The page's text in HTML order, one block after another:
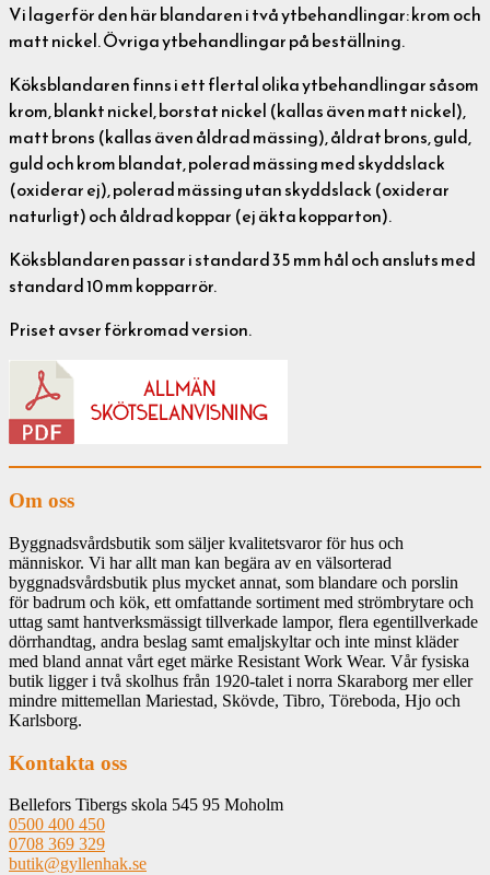
Vi lagerför den här blandaren i två ytbehandlingar: krom och
matt nickel. Övriga ytbehandlingar på beställning.
Köksblandaren finns i ett flertal olika ytbehandlingar såsom
krom, blankt nickel, borstat nickel (kallas även matt nickel),
matt brons (kallas även åldrad mässing), åldrat brons, guld,
guld och krom blandat, polerad mässing med skyddslack
(oxiderar ej), polerad mässing utan skyddslack (oxiderar
naturligt) och åldrad koppar (ej äkta kopparton).
Köksblandaren passar i standard 35 mm hål och ansluts med
standard 10 mm kopparrör.
Priset avser förkromad version.
Om oss
Byggnadsvårdsbutik som säljer kvalitetsvaror för hus och
människor. Vi har allt man kan begära av en välsorterad
byggnadsvårdsbutik plus mycket annat, som blandare och porslin
för badrum och kök, ett omfattande sortiment med strömbrytare och
uttag samt hantverksmässigt tillverkade lampor, flera egentillverkade
dörrhandtag, andra beslag samt emaljskyltar och inte minst kläder
med bland annat vårt eget märke Resistant Work Wear. Vår fysiska
butik ligger i två skolhus från 1920-talet i norra Skaraborg mer eller
mindre mittemellan Mariestad, Skövde, Tibro, Töreboda, Hjo och
Karlsborg.
Kontakta oss
Bellefors Tibergs skola 545 95 Moholm
0500 400 450
0708 369 329
butik@gyllenhak.se